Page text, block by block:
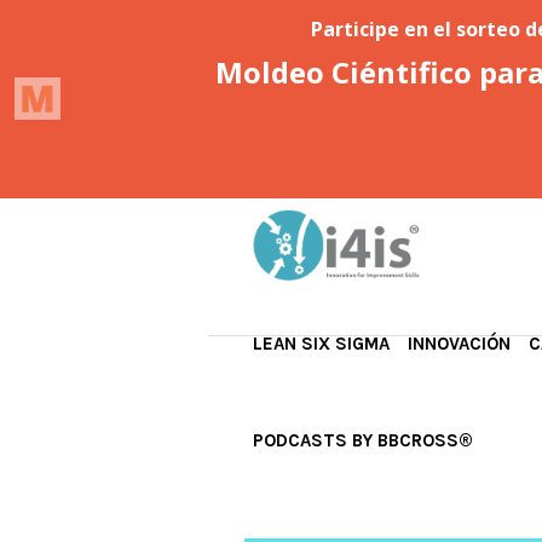
LEAN SIX SIGMA INNOVACIÓN
PODCASTS BY BBCROSS®